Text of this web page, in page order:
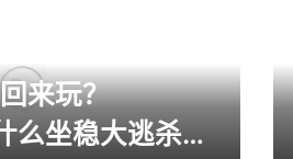
来玩？
么坐稳大逃杀